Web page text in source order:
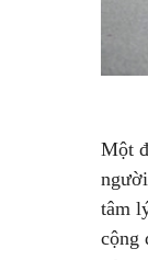
Một
tâm
cộng